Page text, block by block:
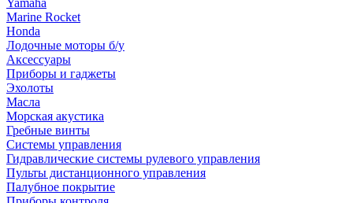
Yamaha
Marine Rocket
Honda
Лодочные моторы б/у
Аксессуары
Приборы и гаджеты
Эхолоты
Масла
Морская акустика
Гребные винты
Системы управления
Гидравлические системы рулевого управления
Пульты дистанционного управления
Палубное покрытие